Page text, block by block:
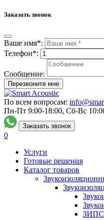
Заказать звонок
Ваше имя*:
Телефон*:
Сообщение:
Перезвоните мне
По всем вопросам:
Пн-Пт 9:00-18:00, Сб-Вс
Заказать звонок
0
Услуги
Готовые решения
Каталог товаров
ЗИПС